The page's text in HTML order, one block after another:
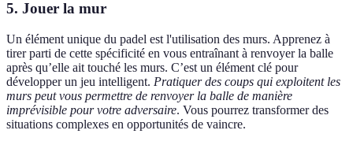
5. Jouer la mur
Un élément unique du padel est l'utilisation des murs. Apprenez à
tirer parti de cette spécificité en vous entraînant à renvoyer la balle
après qu’elle ait touché les murs. C’est un élément clé pour
développer un jeu intelligent. Pratiquer des coups qui exploitent les
murs peut vous permettre de renvoyer la balle de manière
imprévisible pour votre adversaire. Vous pourrez transformer des
situations complexes en opportunités de vaincre.